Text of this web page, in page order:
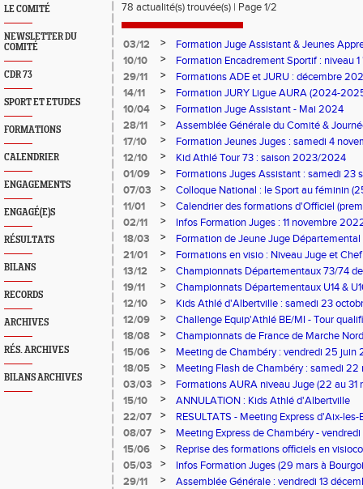
LE COMITÉ
NEWSLETTER DU
COMITÉ
CDR 73
SPORT ET ETUDES
FORMATIONS
CALENDRIER
ENGAGEMENTS
ENGAGÉ(E)S
RÉSULTATS
BILANS
RECORDS
ARCHIVES
RÉS. ARCHIVES
BILANS ARCHIVES
78 actualité(s) trouvée(s) | Page 1/2
03/12 >
Formation Juge Assistant & Jeunes
Aix-les-Bains
10/10 >
Formation Encadrement Sportif : niveau
2025 à Pontcharra)
29/11 >
Formations ADE et JURU : décembre
14/11
>
Formation JURY Ligue AURA (2024-
10/04
>
Formation Juge Assistant - Mai 2024
28/11
>
Assemblée Générale du Comité &
17/10
>
Formation Jeunes Juges : samedi 4
12/10
>
Kid Athlé Tour 73 : saison 2023/2024
01/09
>
Formations Juges Assistant : samedi 23
Bains
07/03 >
Colloque National : le Sport au féminin
Villeurbanne)
11/01 >
Calendrier des formations d'Officiel
02/11
>
Infos Formation Juges : 11 novembre
18/03
>
Formation de Jeune Juge Départemental
21/01
>
Formations en visio : Niveau Juge et
13/12
>
Championnats Départementaux 73/74
2022 à Aix-les-Bains
19/11 >
Championnats Départementaux U14 &
décembre 2021 à Lyon
12/10 >
Kids Athlé d'Albertville : samedi 23
12/09
>
Challenge Equip'Athlé BE/MI - Tour
septembre à Aix-les-Bains)
18/08 >
Championnats de France de Marche
Autrans
15/06 >
Meeting de Chambéry : vendredi 25 juin
18/05
>
Meeting Flash de Chambéry : samedi 22
03/03
>
Formations AURA niveau Juge (22 au 31
15/10
>
ANNULATION : Kids Athlé d'Albertville
22/07
>
RESULTATS - Meeting Express d'Aix-
2020
08/07 >
Meeting Express de Chambéry -
15/06
>
Reprise des formations officiels en
05/03
>
Infos Formation Juges (29 mars à
29/11
>
Assemblée Générale : vendredi 13